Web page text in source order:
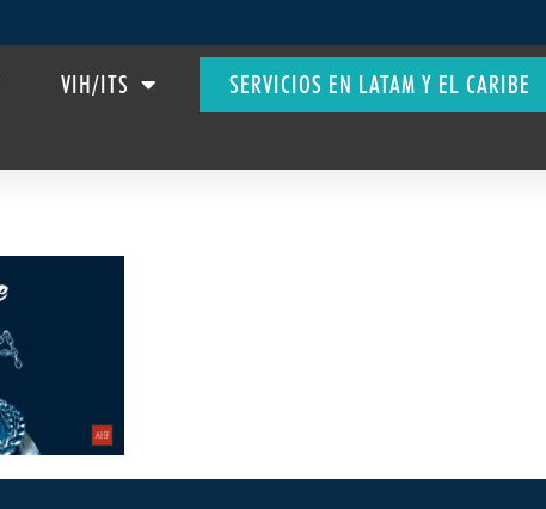
VIH/ITS SERVICIOS EN LATAM Y EL CARIBE